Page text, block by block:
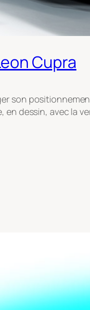
Cupra
son
en dessin, avec la